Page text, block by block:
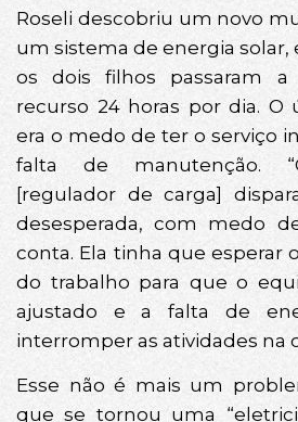
Roseli descobriu um novo
um sistema de energia solar,
os dois filhos passaram
recurso 24 horas por dia. O
era o medo de ter o serviço
falta de manutenção.
[regulador de carga]
desesperada, com medo
conta. Ela tinha que esperar
do trabalho para que o
ajustado e a falta de
interromper as atividades na
Esse não é mais um
que se tornou uma